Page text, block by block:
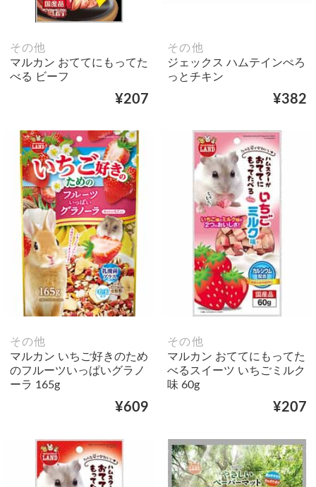
その他
マルカン おててにもってた
べる ビーフ
¥207
その他
ジェックス ハムテインぺろ
っとチキン
¥382
その他
マルカン いちご好きのため
のフルーツいっぱいグラノ
ーラ 165g
¥609
その他
マルカン おててにもってた
べるスイーツ いちごミルク
味 60g
¥207